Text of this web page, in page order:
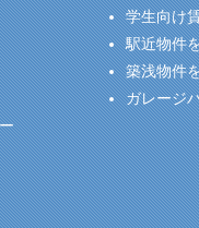
学生向け
駅近物件
築浅物件
ガレージ